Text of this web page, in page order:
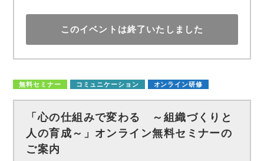
このイベントは終了いたしました
無料セミナー コミュニケーション オンライン研修
「心の仕組みで変わる ～組織づくりと
人の育成～」オンライン無料セミナーの
ご案内